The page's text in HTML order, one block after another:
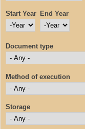
Start Year
Start Year
Year
End Year
End Year
Year
Document type
Method of execution
Storage